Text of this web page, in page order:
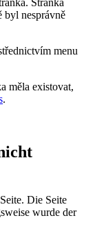
Stránka
byl nesprávně
menu
měla existovat,
.
Die Seite
wurde der